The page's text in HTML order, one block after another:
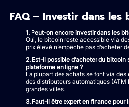
FAQ – Investir dans les
1. Peut-on encore investir dans les
Oui, le bitcoin reste accessible via
prix élevé n’empêche pas d’acheter
2. Est-il possible d’acheter du bitcoin
plateforme en ligne ?
La plupart des achats se font via
des distributeurs automatiques
grandes villes.
3. Faut-il être expert en finance pour